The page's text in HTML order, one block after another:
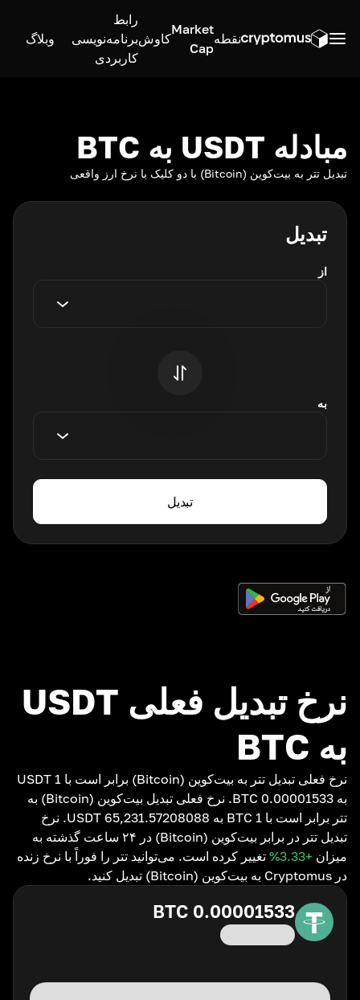
نقطه
Market
Cap
کاوش
رابط
برنامه‌نویسی
کاربردی
وبلاگ
مبادله USDT به BTC
تبدیل تتر به بیت‌کوین (Bitcoin) با دو کلیک با نرخ ارز واقعی
تبدیل
از
به
تبدیل
نرخ تبدیل فعلی USDT
به BTC
نرخ فعلی تبدیل تتر به بیت‌کوین (Bitcoin) برابر است با 1 USDT
به 0.00001533 BTC. نرخ فعلی تبدیل بیت‌کوین (Bitcoin) به
تتر برابر است با 1 BTC به 65,231.57208088 USDT. نرخ
تبدیل تتر در برابر بیت‌کوین (Bitcoin) در ۲۴ ساعت گذشته به
میزان +3.33
% تغییر کرده است. می‌توانید تتر را فوراً با نرخ زنده
در Cryptomus به بیت‌کوین (Bitcoin) تبدیل کنید.
0.00001533
BTC